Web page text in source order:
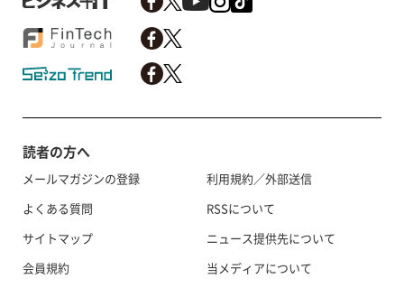
読者の方へ
メールマガジンの登録
よくある質問
サイトマップ
会員規約
利用規約／外部送信
RSSについて
ニュース提供先について
当メディアについて